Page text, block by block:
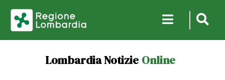
Lombardia Notizie Online